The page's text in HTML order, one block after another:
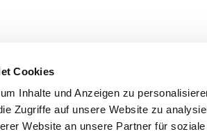
Cookies
Inhalte und Anzeigen zu
Zugriffe auf unsere Website zu
Website an unsere Partner für